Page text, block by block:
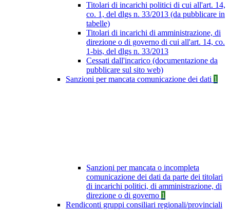
Titolari di incarichi politici di cui all'art. 14,
co. 1, del dlgs n. 33/2013 (da pubblicare in
tabelle)
Titolari di incarichi di amministrazione, di
direzione o di governo di cui all'art. 14, co.
1-bis, del dlgs n. 33/2013
Cessati dall'incarico (documentazione da
pubblicare sul sito web)
Sanzioni per mancata comunicazione dei dati 1
Sanzioni per mancata o incompleta
comunicazione dei dati da parte dei titolari
di incarichi politici, di amministrazione, di
direzione o di governo 1
Rendiconti gruppi consiliari regionali/provinciali